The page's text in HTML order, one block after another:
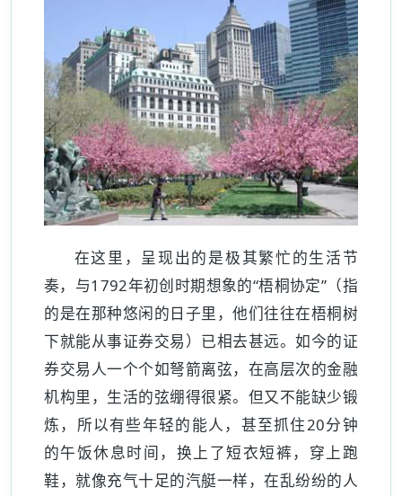
在这里，呈现出的是极其繁忙的生活节
奏，与1792年初创时期想象的“梧桐协定”（指
的是在那种悠闲的日子里，他们往往在梧桐树
下就能从事证券交易）已相去甚远。如今的证
券交易人一个个如弩箭离弦，在高层次的金融
机构里，生活的弦绷得很紧。但又不能缺少锻
炼，所以有些年轻的能人，甚至抓住20分钟
的午饭休息时间，换上了短衣短裤，穿上跑
鞋，就像充气十足的汽艇一样，在乱纷纷的人